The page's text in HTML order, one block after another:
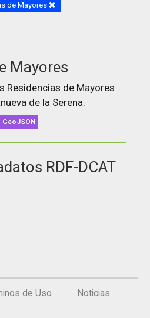
de Mayores
Mayores
Residencias de Mayores
de la Serena.
GeoJSON
RDF-DCAT
de Uso Noticias